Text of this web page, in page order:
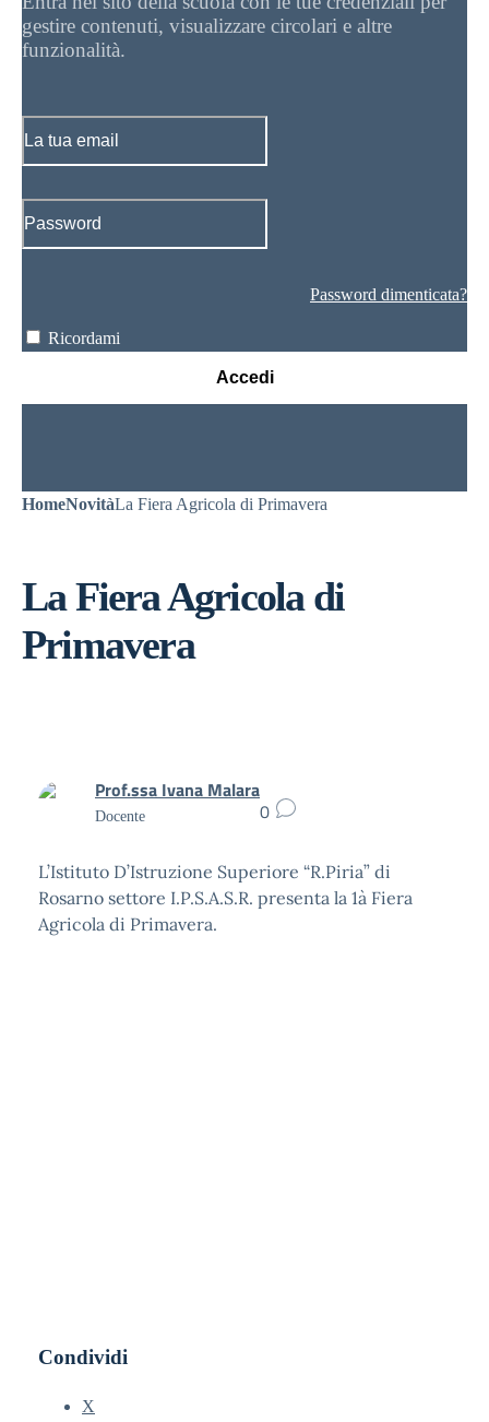
gestire contenuti, visualizzare circolari e altre
funzionalità.
Password dimenticata?
Ricordami
Accedi
HomeNovitàLa Fiera Agricola di Primavera
La Fiera Agricola di
Primavera
Prof.ssa Ivana Malara
Docente 0
L’Istituto D’Istruzione Superiore “R.Piria” di
Rosarno settore I.P.S.A.S.R. presenta la 1à Fiera
Agricola di Primavera.
Condividi
X